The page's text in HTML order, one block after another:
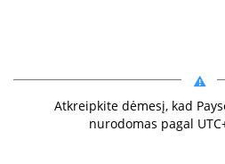
Atkreipkite dėmesį, kad
nurodomas pagal